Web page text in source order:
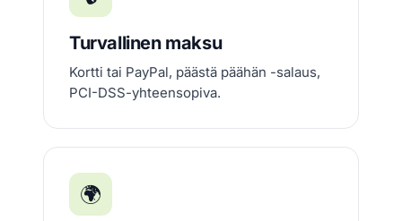
Turvallinen maksu
Kortti tai PayPal, päästä päähän -salaus,
PCI-DSS-yhteensopiva.
🌍